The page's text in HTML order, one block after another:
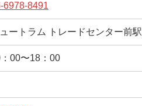
6978-8491
ートラム トレードセンター前駅
：00〜18：00